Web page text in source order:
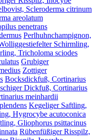
Scleroderma citrinum
areolatum
penetrans
Perlhuhnchampignon,
Schirmling,
Tricholoma sciodes
Grubiger
Zottiger
Bocksdickfuß, Cortinarius
Dickfuß, Cortinarius
meinhardii
Kegeliger Saftling,
Hygrocybe acutoconica
Gliophorus psittacinus
Rübenfüßiger Risspilz,